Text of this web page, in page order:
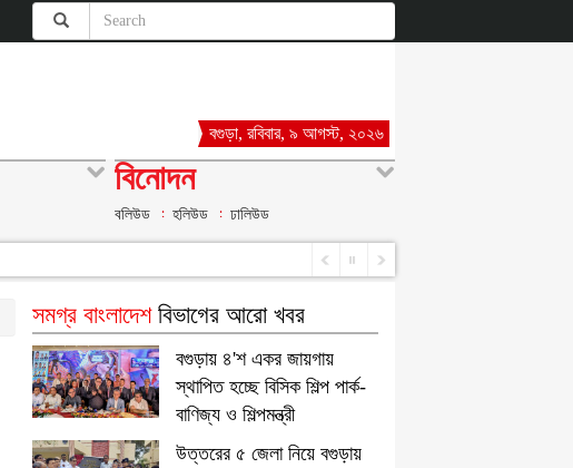
বগুড়া, রবিবার, ৯ আগস্ট, ২০২৬
বিনোদন
বলিউড হলিউড ঢালিউড
সমগ্র বাংলাদেশবিভাগের আরো খবর
বগুড়ায় ৪'শ একর জায়গায়
স্থাপিত হচ্ছে বিসিক শিল্প পার্ক-
বাণিজ্য ও শিল্পমন্ত্রী
উত্তরের ৫ জেলা নিয়ে বগুড়ায়